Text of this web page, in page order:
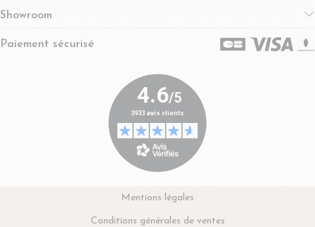
Showroom
Paiement sécurisé
Mentions légales
Conditions générales de ventes